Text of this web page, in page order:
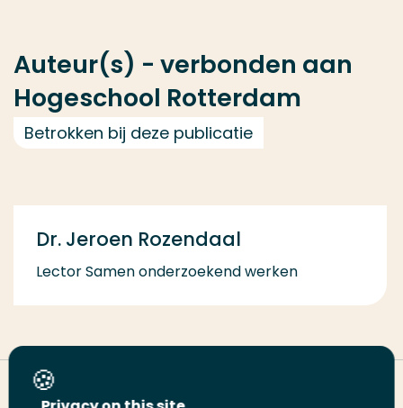
Auteur(s) - verbonden aan
Hogeschool Rotterdam
Betrokken bij deze publicatie
Dr. Jeroen Rozendaal
Lector Samen onderzoekend werken
Deel deze pagina